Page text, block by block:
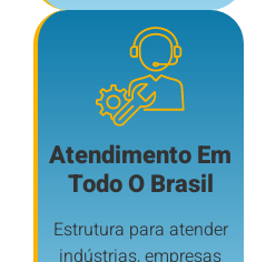
Atendimento Em
Todo O Brasil
Estrutura para atender
indústrias, empresas